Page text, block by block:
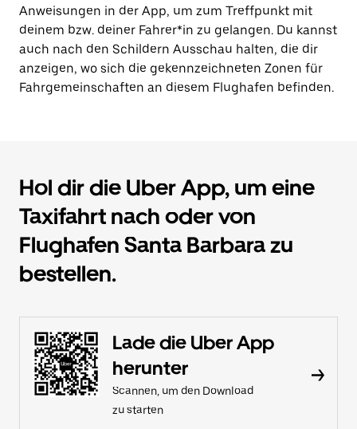
Anweisungen in der App, um zum Treffpunkt mit
deinem bzw. deiner Fahrer*in zu gelangen. Du kannst
auch nach den Schildern Ausschau halten, die dir
anzeigen, wo sich die gekennzeichneten Zonen für
Fahrgemeinschaften an diesem Flughafen befinden.
Hol dir die Uber App, um eine
Taxifahrt nach oder von
Flughafen Santa Barbara zu
bestellen.
Lade die Uber App
herunter
Scannen, um den Download
zu starten